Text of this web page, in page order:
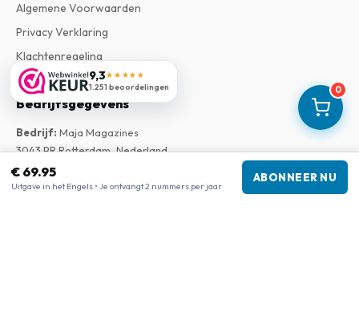
0
€ 69.95
Uitgave in het Engels • Je ontvangt 2 nummers per jaar
ABONNEER NU
9,3★★★★★
1.251 beoordelingen
Algemene Voorwaarden
Privacy Verklaring
Klachtenregeling
Bedrijfsgegevens
Bedrijf: Maja Magazines
3043 PR Rotterdam, Nederland
Btw-nummer
Kamer van Koophandel:27300515